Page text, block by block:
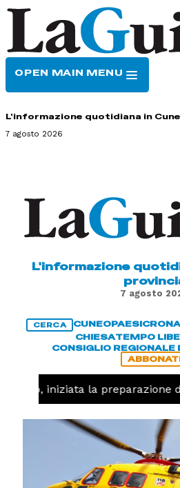
OPEN MAIN MENU
L'informazione quotidiana in
7 agosto 2026
L'informazione
7 agosto
CERCA CUNEOPAESI
CHIESATEMPO
CONSIGLIO REGIONALE
iniziata la preparazione